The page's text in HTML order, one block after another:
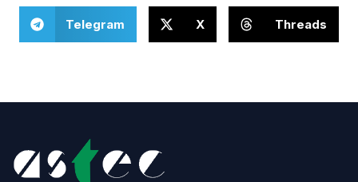
Telegram X Threads